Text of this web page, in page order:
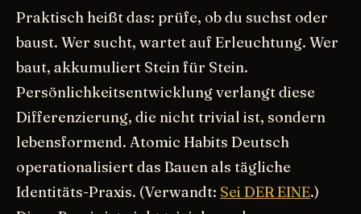
Praktisch heißt das: prüfe, ob du suchst oder
baust. Wer sucht, wartet auf Erleuchtung. Wer
baut, akkumuliert Stein für Stein.
Persönlichkeitsentwicklung verlangt diese
Differenzierung, die nicht trivial ist, sondern
lebensformend. Atomic Habits Deutsch
operationalisiert das Bauen als tägliche
Identitäts-Praxis. (Verwandt: Sei DER EINE.)